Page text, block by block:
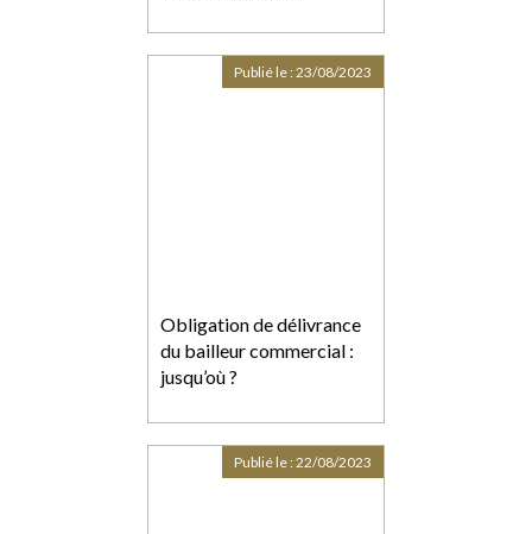
Obligation de délivrance
du bailleur commercial :
jusqu’où ?
Publié le :23/08/2023
Publié le :22/08/2023